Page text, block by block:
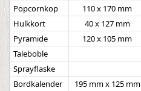
Popcornkop
110 x 170 mm
Hulkkort
40 x 127 mm
Pyramide
120 x 105 mm
Taleboble
Sprayflaske
Bordkalender
195 mm x 125 mm